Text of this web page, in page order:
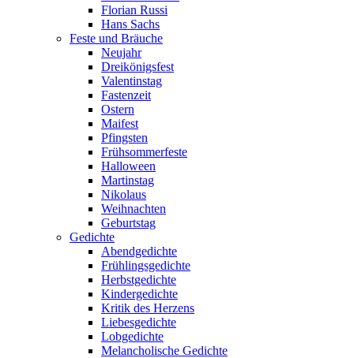
Florian Russi
Hans Sachs
Feste und Bräuche
Neujahr
Dreikönigsfest
Valentinstag
Fastenzeit
Ostern
Maifest
Pfingsten
Frühsommerfeste
Halloween
Martinstag
Nikolaus
Weihnachten
Geburtstag
Gedichte
Abendgedichte
Frühlingsgedichte
Herbstgedichte
Kindergedichte
Kritik des Herzens
Liebesgedichte
Lobgedichte
Melancholische Gedichte